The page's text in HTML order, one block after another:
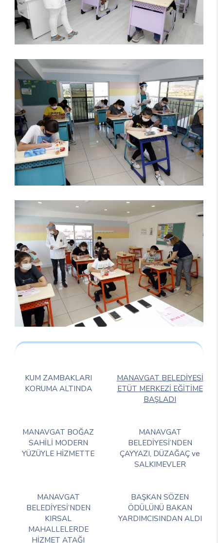
KUM ZAMBAKLARI
KORUMA ALTINDA
MANAVGAT BELEDİYESİ
ETÜT MERKEZİ EĞİTİME
BAŞLADI
MANAVGAT BOĞAZ
SAHİLİ MODERN
YÜZÜYLE HİZMETTE
MANAVGAT
BELEDİYESİ’NDEN
ÇAYYAZI, DÜZAĞAÇ ve
SALKIMEVLER
MANAVGAT
BELEDİYESİ’NDEN
KIRSAL
MAHALLELERDE
HİZMET ATAĞI
BAŞKAN SÖZEN
ÖDÜLÜNÜ BAKAN
YARDIMCISINDAN ALDI